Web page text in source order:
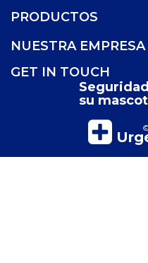
su
PRODUCTOS
NUESTRA EMPRESA
GET IN TOUCH